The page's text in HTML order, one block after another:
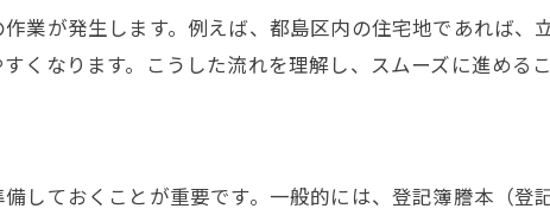
誇大広告やおとり広告への警戒ポイント
安全な不動産売却を支える実務知識の整理
実践的に役立つ不動産売却での注意点まとめ
業が発生します。例えば、都島区内の住宅地であれば、
くなります。こうした流れを理解し、スムーズに進める
しておくことが重要です。一般的には、登記簿謄本（登